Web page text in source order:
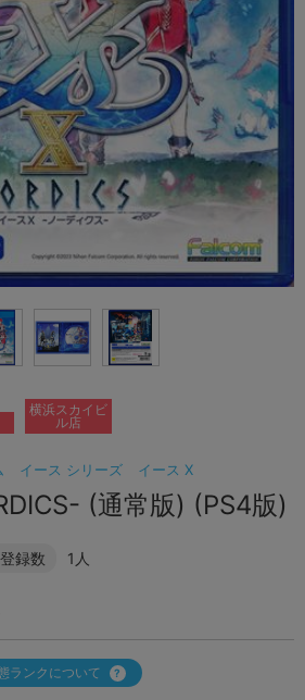
イース シリーズ イース X
(通常版) (PS4版)
録数 1人
横浜スカイビ
ル店
ランクについて